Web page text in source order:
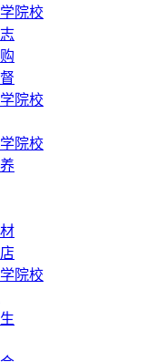
院校
院校
学院校
院校